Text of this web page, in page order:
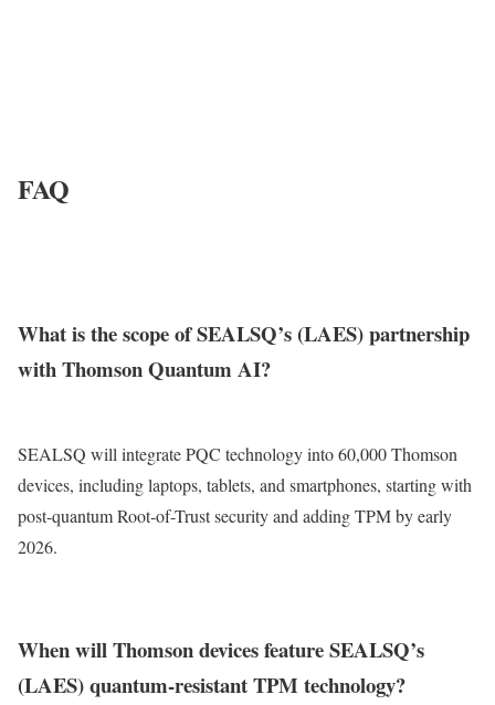
FAQ
What is the scope of SEALSQ’s (LAES) partnership
with Thomson Quantum AI?
SEALSQ will integrate PQC technology into 60,000 Thomson
devices, including laptops, tablets, and smartphones, starting with
post-quantum Root-of-Trust security and adding TPM by early
2026.
When will Thomson devices feature SEALSQ’s
(LAES) quantum-resistant TPM technology?